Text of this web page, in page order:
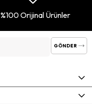
%100 Orijinal Ürünler
GÖNDER